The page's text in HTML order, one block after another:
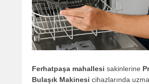
Ferhatpaşa mahallesi sakinlerine
Bulaşık Makinesi cihazlarında